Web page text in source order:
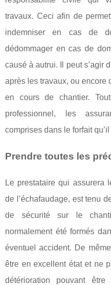
travaux. Ceci afin de
indemniser en cas de
dédommager en cas de
causé à autrui. Il peut s’agir
après les travaux, ou encore
en cours de chantier.
professionnel, les
comprises dans le forfait
Prendre toutes les
Le prestataire qui assurera
de l’échafaudage, est tenu
de sécurité sur le
normalement été formés
éventuel accident. De
être en excellent état et ne
détérioration pouvant être